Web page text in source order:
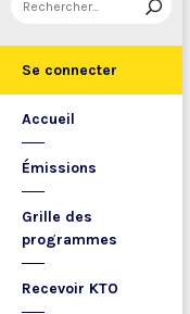
Se connecter
Accueil
Émissions
Grille des
programmes
Recevoir KTO